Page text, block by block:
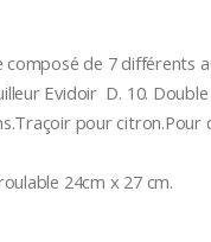
de 7 différents
Evidoir  D. 10.
pour citron.Pour
24cm x 27 cm.